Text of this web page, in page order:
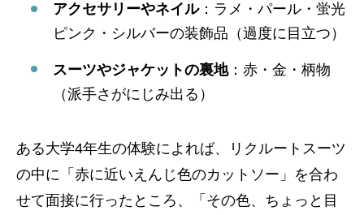
アクセサリーやネイル：ラメ・パール・蛍光
ピンク・シルバーの装飾品（過度に目立つ）
スーツやジャケットの裏地：赤・金・柄物
（派手さがにじみ出る）
ある大学4年生の体験によれば、リクルートスーツ
の中に「赤に近いえんじ色のカットソー」を合わ
せて面接に行ったところ、「その色、ちょっと目